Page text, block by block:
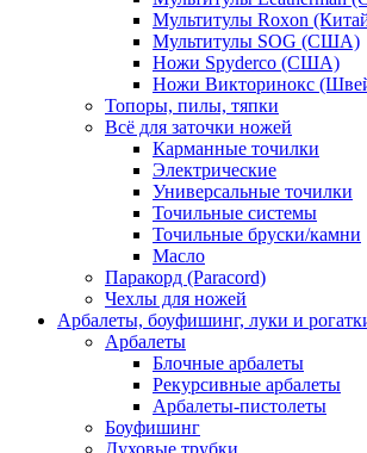
Мультитулы Roxon
Мультитулы SOG (США)
Ножи Spyderco (США)
Ножи Викторинокс
Топоры, пилы, тяпки
Всё для заточки ножей
Карманные точилки
Электрические
Универсальные точилки
Точильные системы
Точильные бруски/камни
Масло
Паракорд (Paracord)
Чехлы для ножей
Арбалеты, боуфишинг, луки и
Арбалеты
Блочные арбалеты
Рекурсивные арбалеты
Арбалеты-пистолеты
Боуфишинг
Духовые трубки